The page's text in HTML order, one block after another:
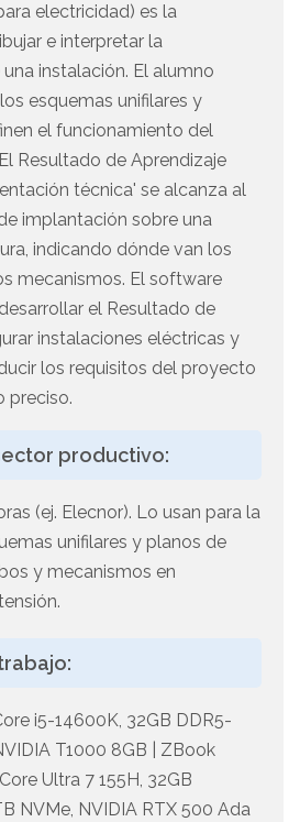
electricidad) es la
e interpretar la
instalación. El alumno
esquemas unifilares y
el funcionamiento del
Resultado de Aprendizaje
técnica' se alcanza al
implantación sobre una
indicando dónde van los
mecanismos. El software
el Resultado de
instalaciones eléctricas y
los requisitos del proyecto
preciso.
productivo:
(ej. Elecnor). Lo usan para la
unifilares y planos de
y mecanismos en
i5-14600K, 32GB DDR5-
T1000 8GB | ZBook
Ultra 7 155H, 32GB
NVMe, NVIDIA RTX 500 Ada